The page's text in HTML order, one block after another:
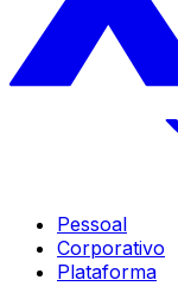
Pessoal
Corporativo
Plataforma